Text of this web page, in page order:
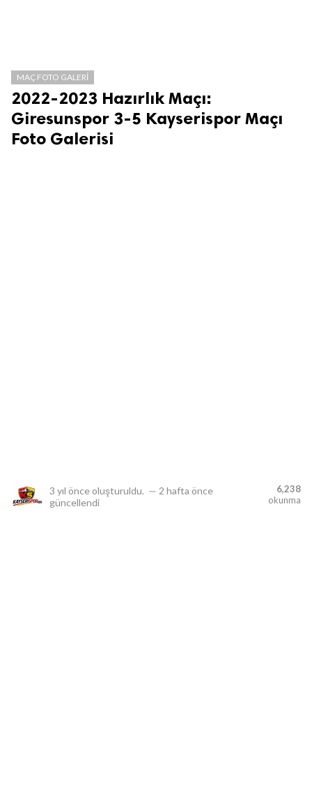
MAÇ FOTO GALERI
2022-2023 Hazırlık Maçı:
Giresunspor 3-5 Kayserispor Maçı
Foto Galerisi
3 yıl önce oluşturuldu. — 2 hafta önce
güncellendi
6,238
okunma